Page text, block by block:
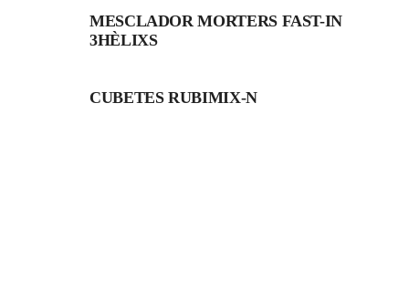
MESCLADOR MORTERS FAST-IN
3HÈLIXS
CUBETES RUBIMIX-N